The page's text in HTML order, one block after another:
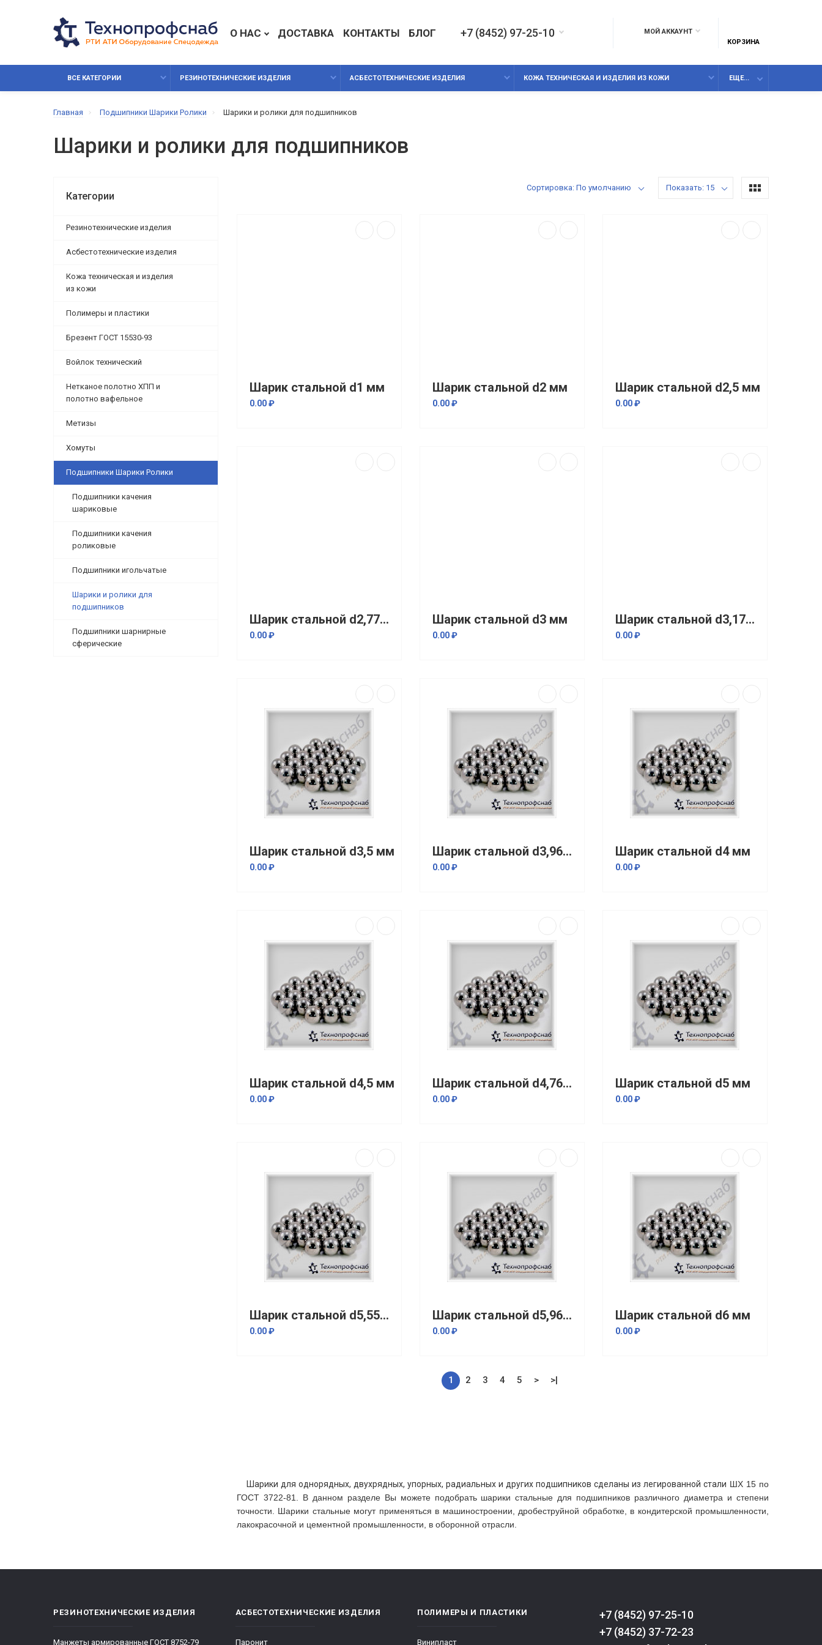
О НАС ДОСТАВКА КОНТАКТЫ БЛОГ +7 (8452) 97-25-10
МОЙ АККАУНТ
КОРЗИНА
ВСЕ КАТЕГОРИИ РЕЗИНОТЕХНИЧЕСКИЕ ИЗДЕЛИЯ АСБЕСТОТЕХНИЧЕСКИЕ ИЗДЕЛИЯ КОЖА ТЕХНИЧЕСКАЯ И ИЗДЕЛИЯ ИЗ КОЖИ ЕЩЕ...
Главная Подшипники Шарики Ролики Шарики и ролики для подшипников
Шарики и ролики для подшипников
Категории
Резинотехнические изделия
Асбестотехнические изделия
Кожа техническая и изделия
из кожи
Полимеры и пластики
Брезент ГОСТ 15530-93
Войлок технический
Нетканое полотно ХПП и
полотно вафельное
Метизы
Хомуты
Подшипники Шарики Ролики
Подшипники качения
шариковые
Подшипники качения
роликовые
Подшипники игольчатые
Шарики и ролики для
подшипников
Подшипники шарнирные
сферические
Сортировка: По умолчанию Показать: 15
Шарик стальной d1 мм
0.00 ₽
Шарик стальной d2 мм
0.00 ₽
Шарик стальной d2,5 мм
0.00 ₽
Шарик стальной d2,778 мм
0.00 ₽
Шарик стальной d3 мм
0.00 ₽
Шарик стальной d3,175 мм
0.00 ₽
Шарик стальной d3,5 мм
0.00 ₽
Шарик стальной d3,969 мм
0.00 ₽
Шарик стальной d4 мм
0.00 ₽
Шарик стальной d4,5 мм
0.00 ₽
Шарик стальной d4,763 мм
0.00 ₽
Шарик стальной d5 мм
0.00 ₽
Шарик стальной d5,556 мм
0.00 ₽
Шарик стальной d5,963 мм
0.00 ₽
Шарик стальной d6 мм
0.00 ₽
1 2 3 4 5 > >|
Шарики для однорядных, двухрядных, упорных, радиальных и других подшипников сделаны из легированной стали ШХ 15 по
ГОСТ 3722-81. В данном разделе Вы можете подобрать шарики стальные для подшипников различного диаметра и степени
точности. Шарики стальные могут применяться в машиностроении, дробеструйной обработке, в кондитерской промышленности,
лакокрасочной и цементной промышленности, в оборонной отрасли.
РЕЗИНОТЕХНИЧЕСКИЕ ИЗДЕЛИЯ
Манжеты армированные ГОСТ 8752-79
АСБЕСТОТЕХНИЧЕСКИЕ ИЗДЕЛИЯ
Паронит
ПОЛИМЕРЫ И ПЛАСТИКИ
Винипласт
+7 (8452) 97-25-10
+7 (8452) 37-72-23